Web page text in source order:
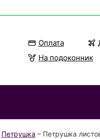
Оплата
На подоконник
Петрушка – Петрушка